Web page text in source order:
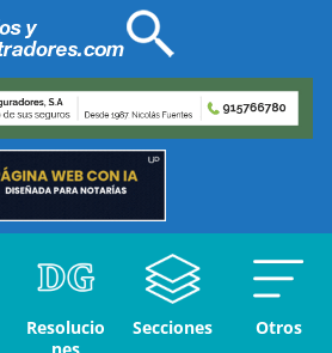
Resolucio
Secciones Otros